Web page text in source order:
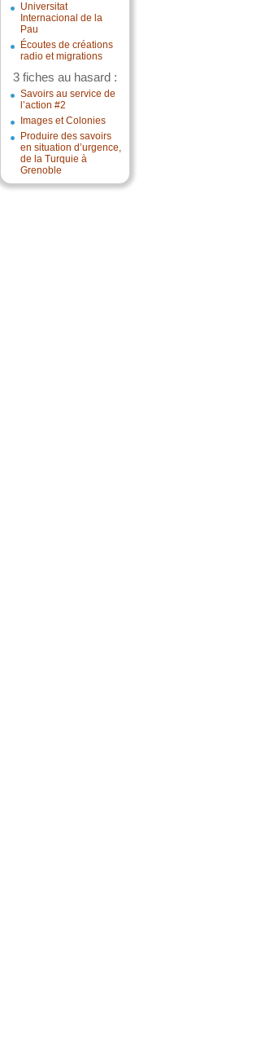
Universitat
Internacional de la
Pau
Écoutes de créations
radio et migrations
3 fiches au hasard :
Savoirs au service de
l’action #2
Images et Colonies
Produire des savoirs
en situation d’urgence,
de la Turquie à
Grenoble